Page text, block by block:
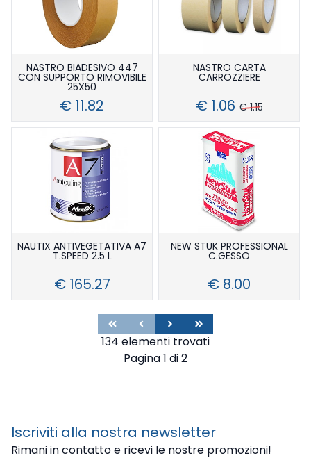
NASTRO BIADESIVO 447
CON SUPPORTO RIMOVIBILE
25X50
€ 11.82
NASTRO CARTA
CARROZZIERE
€ 1.06 € 1.15
NAUTIX ANTIVEGETATIVA A7
T.SPEED 2.5 L
€ 165.27
NEW STUK PROFESSIONAL
C.GESSO
€ 8.00
First Previous
134 elementi trovati
Pagina 1 di 2
Next Last
Iscriviti alla nostra newsletter
Rimani in contatto e ricevi le nostre promozioni!